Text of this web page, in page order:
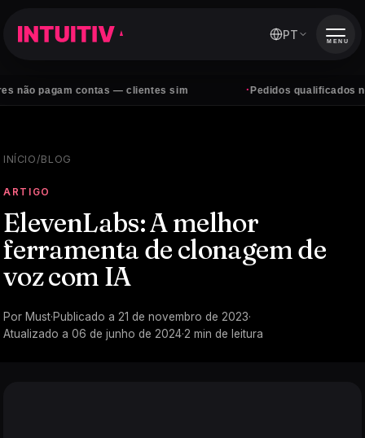
pagam contas — clientes sim Pedidos qualificados no
PT MENU
INÍCIO/BLOG
ARTIGO
ElevenLabs: A melhor
ferramenta de clonagem de
voz com IA
Por Must·Publicado a 21 de novembro de 2023·
Atualizado a 06 de junho de 2024·2 min de leitura